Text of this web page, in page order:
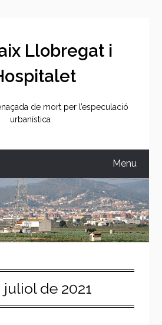
Llobregat i
de mort per l’especulació
urbanística
Menu
juliol de 2021